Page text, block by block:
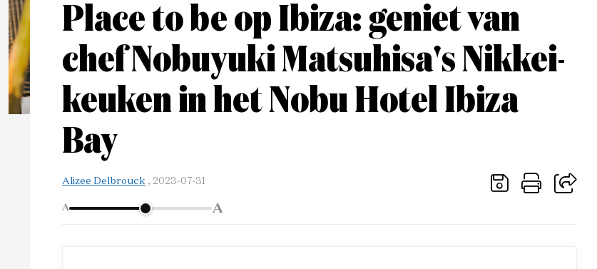
Place to be op Ibiza: geniet van
chef Nobuyuki Matsuhisa's Nikkei-
keuken in het Nobu Hotel Ibiza
Bay
Alizee Delbrouck , 2023-07-31
A A